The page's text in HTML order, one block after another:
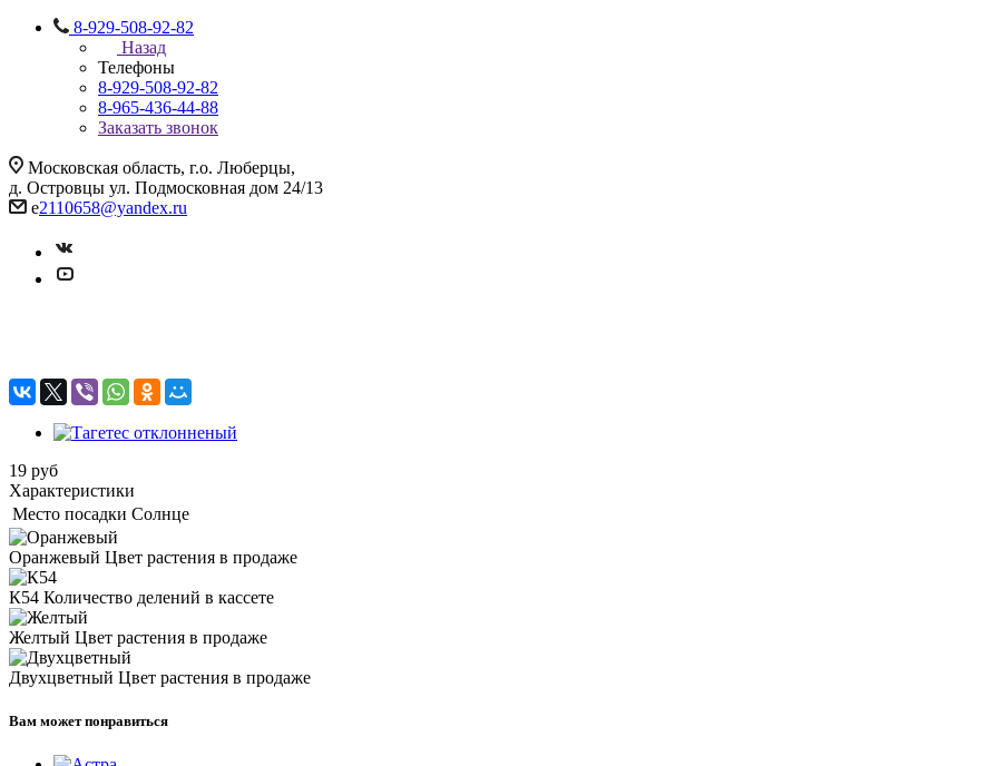
8-929-508-92-82
Назад
Телефоны
8-929-508-92-82
8-965-436-44-88
Заказать звонок
Московская область, г.о. Люберцы,
д. Островцы ул. Подмосковная дом 24/13
e2110658@yandex.ru
19 руб
Характеристики
Место посадки Солнце
Оранжевый Цвет растения в продаже
К54 Количество делений в кассете
Желтый Цвет растения в продаже
Двухцветный Цвет растения в продаже
Вам может понравиться